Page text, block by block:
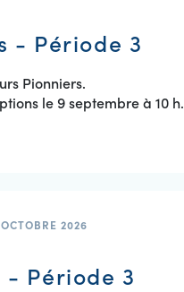
- Période 3
Pionniers.
le 9 septembre à 10 h.
2026
- Période 3